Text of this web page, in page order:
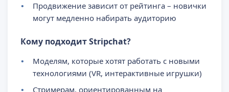
Продвижение зависит от рейтинга – новички
могут медленно набирать аудиторию
Кому подходит Stripchat?
Моделям, которые хотят работать с новыми
технологиями (VR, интерактивные игрушки)
Стримерам, ориентированным на